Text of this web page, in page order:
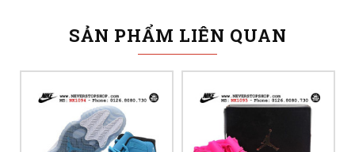
SẢN PHẨM LIÊN QUAN